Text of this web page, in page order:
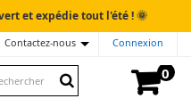
et expédie tout l'été !🌞
Connexion
Contactez-nous
0